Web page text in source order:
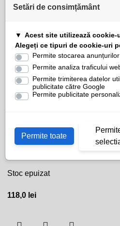
Stoc epuizat
24 Carat Pure Gold
Dubai inspirat din
Stoc epuizat
118,0 lei
Setări de consimțământ
Acest site utilizează
Alegeți ce tipuri de cookie-uri
Permite stocarea anunțurilor
Permite analiza traficului
Permite trimiterea datelor
publicitate către Google
Permite publicitate
Permite toate